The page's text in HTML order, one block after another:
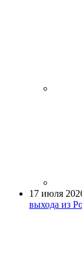
17 июля
выхода из